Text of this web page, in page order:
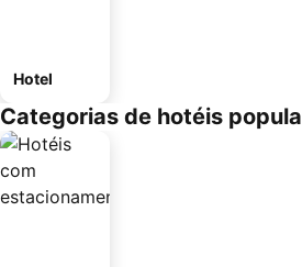
Hotel
Categorias de hotéis